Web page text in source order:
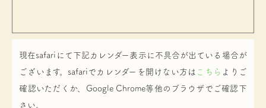
現在safariにて下記カレンダー表示に不具合が出ている場合が
ございます。safariでカレンダーを開けない方は こちら よりご
確認いただくか、Google Chrome等他のブラウザでご確認下
さい。